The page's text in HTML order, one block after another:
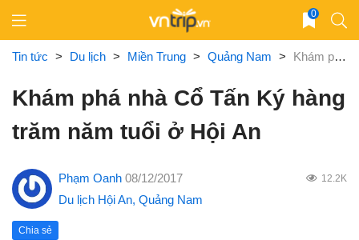
content
0
Tin tức > Du lịch > Miền Trung > Quảng Nam > Khám phá nhà Cổ Tấn Ký hàng trăm năm tuổi ở Hội An
Khám phá nhà Cổ Tấn Ký hàng
trăm năm tuổi ở Hội An
Phạm Oanh 08/12/2017 12.2K
Du lịch Hội An, Quảng Nam
Chia sẻ